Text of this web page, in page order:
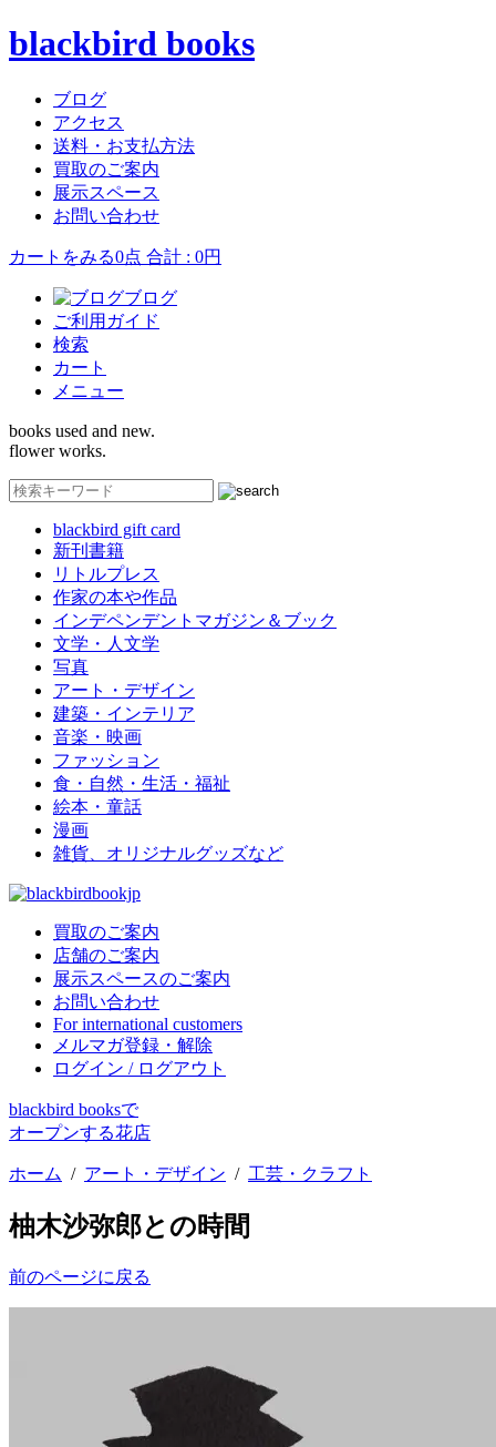
blackbird books
ブログ
アクセス
送料・お支払方法
買取のご案内
展示スペース
お問い合わせ
カートをみる0点 合計 : 0円
ブログ
ご利用ガイド
検索
カート
メニュー
books used and new.
flower works.
blackbird gift card
新刊書籍
リトルプレス
作家の本や作品
インデペンデントマガジン＆ブック
文学・人文学
写真
アート・デザイン
建築・インテリア
音楽・映画
ファッション
食・自然・生活・福祉
絵本・童話
漫画
雑貨、オリジナルグッズなど
買取のご案内
店舗のご案内
展示スペースのご案内
お問い合わせ
For international customers
メルマガ登録・解除
ログイン / ログアウト
blackbird booksで
オープンする花店
ホーム / アート・デザイン / 工芸・クラフト
柚木沙弥郎との時間
前のページに戻る